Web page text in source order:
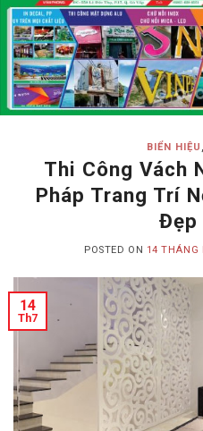
BIỂN HIỆU ,
Thi Công Vách
Pháp Trang Trí
Đẹp
POSTED ON 14 THÁNG
14
Th7